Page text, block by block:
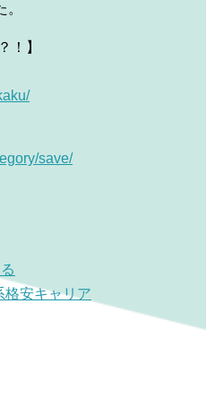
！】
save/
格安キャリア